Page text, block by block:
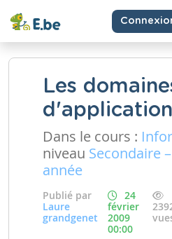
Les
Dans le cours :
niveau Secondaire
année
Publié par
Laure
grandgenet
24
février
2009
00:00